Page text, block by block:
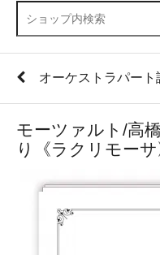
オーケストラパート
モーツァルト/高
り《ラクリモーサ